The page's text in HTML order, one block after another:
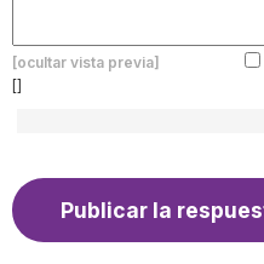
[ocultar vista previa]
[]